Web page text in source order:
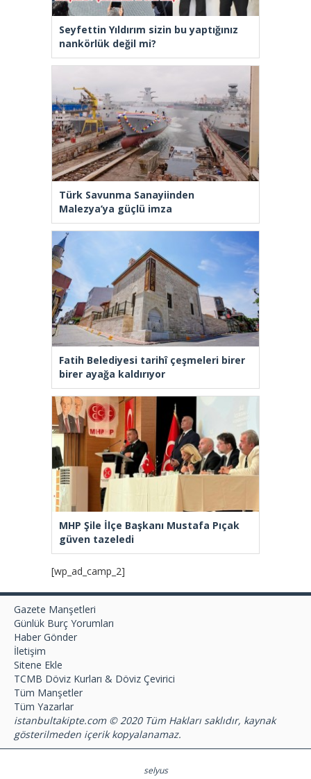
Seyfettin Yıldırım sizin bu yaptığınız
nankörlük değil mi?
Türk Savunma Sanayiinden
Malezya’ya güçlü imza
Fatih Belediyesi tarihî çeşmeleri birer
birer ayağa kaldırıyor
MHP Şile İlçe Başkanı Mustafa Pıçak
güven tazeledi
[wp_ad_camp_2]
Gazete Manşetleri
Günlük Burç Yorumları
Haber Gönder
İletişim
Sitene Ekle
TCMB Döviz Kurları & Döviz Çevirici
Tüm Manşetler
Tüm Yazarlar
istanbultakipte.com © 2020 Tüm Hakları saklıdır, kaynak
gösterilmeden içerik kopyalanamaz.
selyus